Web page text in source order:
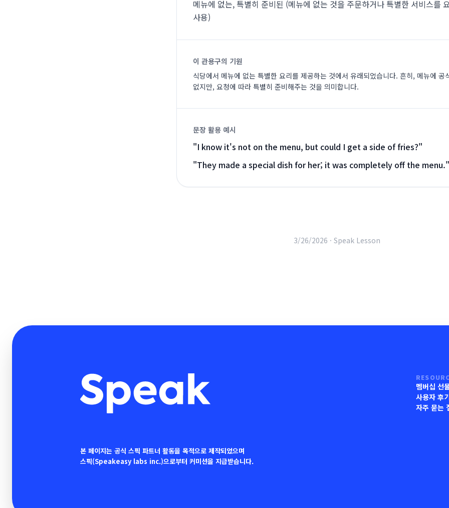
메뉴에 없는, 특별히 준비된 (메뉴에 없는 것을 주문하거나 특별한 서비스를
사용)
이 관용구의 기원
식당에서 메뉴에 없는 특별한 요리를 제공하는 것에서 유래되었습니다. 흔히, 메뉴에 공
없지만, 요청에 따라 특별히 준비해주는 것을 의미합니다.
문장 활용 예시
"I know it's not on the menu, but could I get a side of fries?"
"They made a special dish for her; it was completely off the menu."
3/26/2026 · Speak Lesson
본 페이지는 공식 스픽 파트너 활동을 목적으로 제작되었으며
스픽(Speakeasy labs inc.)으로부터 커미션을 지급받습니다.
멤버십 선
사용자 후
자주 묻는